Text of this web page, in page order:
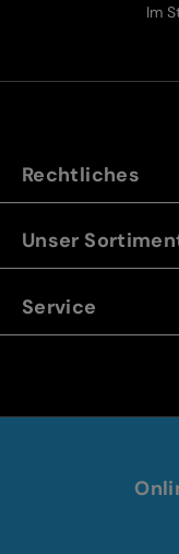
Im
Rechtliches
Unser
Service